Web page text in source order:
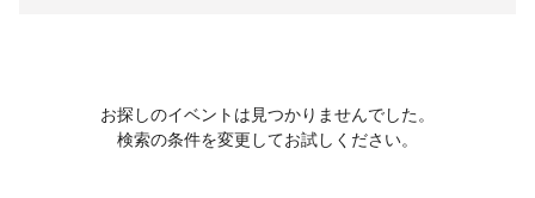
お探しのイベントは見つかりませんでした。
検索の条件を変更してお試しください。